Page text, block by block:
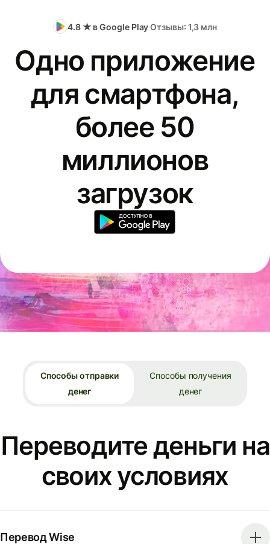
4.8 ★ в Google PlayОтзывы: 1,3 млн
Одно приложение
для смартфона,
более 50
миллионов
загрузок
Способы отправки
денег
Способы получения
денег
Переводите деньги на
своих условиях
Перевод Wise